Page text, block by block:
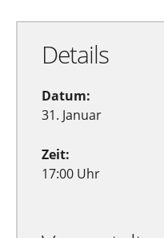
Details
Datum:
31. Januar
Zeit:
17:00 Uhr